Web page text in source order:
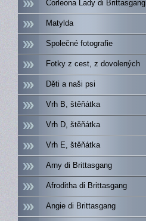
Corleona Lady di Brittasgang
Matylda
Společné fotografie
Fotky z cest, z dovolených
Děti a naši psi
Vrh B, štěňátka
Vrh D, štěňátka
Vrh E, štěňátka
Arny di Brittasgang
Afroditha di Brittasgang
Angie di Brittasgang